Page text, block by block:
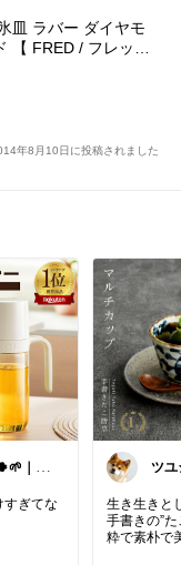
皿 ラバー ダイヤモ
【 FRED / フレッド
年8月10日に投稿されました
｜あ
すぎてな
ツユ
生き生きと
手書きの”
粋で素朴で